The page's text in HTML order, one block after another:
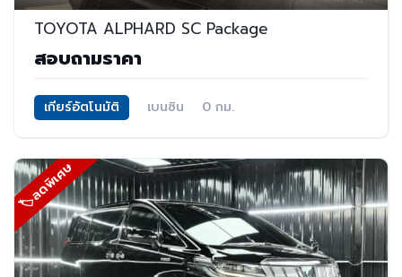
TOYOTA ALPHARD SC Package
สอบถามราคา
เกียร์อัตโนมัติ เบนซิน 0 กม.
🏷ลดพิเศษ